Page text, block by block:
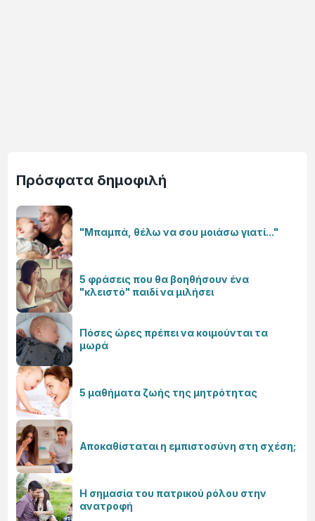
Πρόσφατα δημοφιλή
"Μπαμπά, θέλω να σου μοιάσω γιατί..."
5 φράσεις που θα βοηθήσουν ένα
"κλειστό" παιδί να μιλήσει
Πόσες ώρες πρέπει να κοιμούνται τα
μωρά
5 μαθήματα ζωής της μητρότητας
Αποκαθίσταται η εμπιστοσύνη στη σχέση;
Η σημασία του πατρικού ρόλου στην
ανατροφή